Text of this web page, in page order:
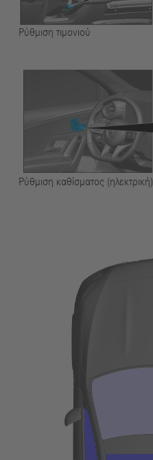
Ρύθμιση τιμονιού
Ρύθμιση καθίσματος (ηλεκτρική)